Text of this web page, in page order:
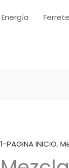
Energía
1-PAGINA INICIO,